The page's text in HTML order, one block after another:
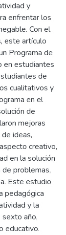
y
enfrentar los
Con el
este artículo
Programa de
en estudiantes
de
cualitativos y
en el
de
mejoras
ideas,
creativo,
en la solución
problemas,
Este estudio
pedagógica
y la
año,
educativo.